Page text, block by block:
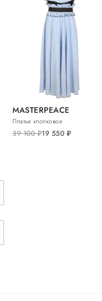
MASTERPEACE
Платье хлопковое
39 100руб.19 550 руб.